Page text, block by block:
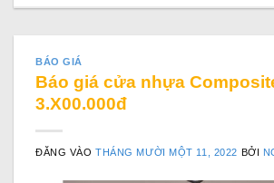
BÁO GIÁ
Báo giá cửa nhựa
3.X00.000đ
ĐĂNG VÀOTHÁNG MƯỜI MỘT 11, 2022 BỞI